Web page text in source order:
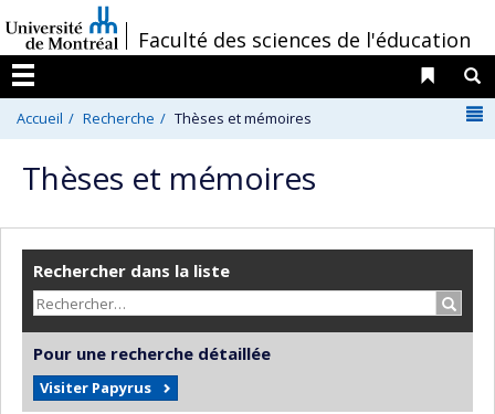
au
contenu
/Faculté des sciences de l'éducation
Menu
Liens
Accueil Recherche Thèses et mémoires
Thèses et mémoires
Rechercher dans la liste
Pour une recherche détaillée
Visiter Papyrus